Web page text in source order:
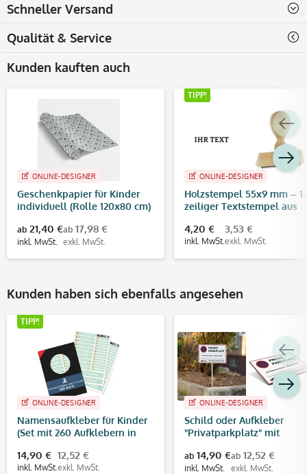
Schneller Versand
Qualität & Service
Kunden kauften auch
ONLINE-DESIGNER
Geschenkpapier für Kinder
individuell (Rolle 120x80 cm)
ab 21,40 €
inkl. MwSt.
ab 17,98 €
exkl. MwSt.
TIPP!
ONLINE-DESIGNER
Holzstempel 55x9 mm – 1-
zeiliger Textstempel aus
4,20 €
inkl. MwSt.
3,53 €
exkl. MwSt.
Kunden haben sich ebenfalls angesehen
TIPP!
ONLINE-DESIGNER
Namensaufkleber für Kinder
(Set mit 260 Aufklebern in
14,90 €
inkl. MwSt.
12,52 €
exkl. MwSt.
ONLINE-DESIGNER
Schild oder Aufkleber
"Privatparkplatz" mit
ab 14,90 €
inkl. MwSt.
ab 12,52 €
exkl. MwSt.